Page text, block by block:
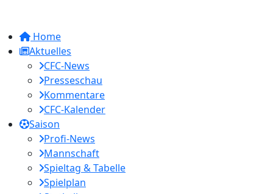
Home
Aktuelles
CFC-News
Presseschau
Kommentare
CFC-Kalender
Saison
Profi-News
Mannschaft
Spieltag & Tabelle
Spielplan